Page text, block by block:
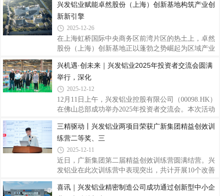
米，涵盖高端办公、商业配套、专业录音棚、音乐体
验区等多元业态，实现办公与创作场景的无缝
业裙楼兴发天地的焕新升级与试业活动也正式拉开序
幕，共同勾勒出一幅“美好家园”与“繁荣商业”相辅相
成的未来画卷。一、业主共建家园首届业委会选举正
式启动在禅城区相关政府部门的指导与支持下，经过
数月精心筹备，兴发大厦成立业主委员会的各项工作
业主通过业委会实现更加有序、规范的社区管理，从
而更好地保障全体业主的合法权益。二、
兴发铝业赋能卓然股份（上海）创新基地构筑产业创
新新引擎
2025-12-26
在上海虹桥国际中央商务区前湾片区的热土上，卓然
股份（上海）创新基地正以蓬勃之势崛起为区域产业
业的高品质产品，助力虹桥前湾片区打造成长三角总
部经济首选地、国家产城融合示范标杆和绿色开放活
力共享的国际主城。作为上海市重点建设项目，卓然
股份（上海）创新基地项目总建筑面积约10.2万平方
米，由5栋建筑单体组成，包括三栋办公楼、一栋公
新研发、项目孵化等核心功能。项目建成后，将聚焦
为炼油化工、新能源等领域的工艺及专用设备创
兴机遇·创未来｜兴发铝业2025年投资者交流会圆满
举行，深化
2025-12-12
12月11日上午，兴发铝业控股有限公司（00098.HK）
在佛山总部成功举办2025年投资者交流会。本次活动
代表莅临，通过“实地调研+深度座谈”的形式，全面
搭建公司与资本市场的高效对接平台。兴发铝业执行
董事王志华、财务总监兼执行董事郑建华等公司代表
及广新集团投资中心副总经理范凡出席活动，与投资
者围绕公司经营业绩、未来发展战略及行业趋势展开
链“链主”企业，兴发铝业以实地参观环节为切入点，
三精驱动丨兴发铝业两项目荣获广新集团精益创效训
练营二等奖、三
2025-12-11
近日，广新集团第二届精益创效训练营圆满结营。兴
发铝业在此次训练营中表现突出，共计开展10个改善
司“幕墙料理论重提升”项目荣获集团优秀改善周二等
喜讯｜兴发铝业精密制造公司成功通过创新型中小企